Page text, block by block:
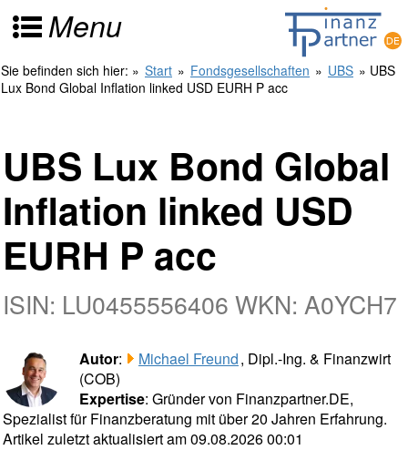
Menu
Sie befinden sich hier: » Start » Fondsgesellschaften » UBS » UBS
Lux Bond Global Inflation linked USD EURH P acc
UBS Lux Bond Global
Inflation linked USD
EURH P acc
ISIN: LU0455556406 WKN: A0YCH7
Autor: Michael Freund, Dipl.-Ing. & Finanzwirt
(COB)
Expertise: Gründer von Finanzpartner.DE,
Spezialist für Finanzberatung mit über 20 Jahren Erfahrung.
Artikel zuletzt aktualisiert am 09.08.2026 00:01